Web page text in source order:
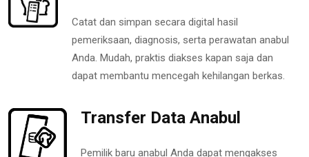
Catat dan simpan secara digital hasil
pemeriksaan, diagnosis, serta perawatan anabul
Anda. Mudah, praktis diakses kapan saja dan
dapat membantu mencegah kehilangan berkas.
Transfer Data Anabul
Pemilik baru anabul Anda dapat mengakses